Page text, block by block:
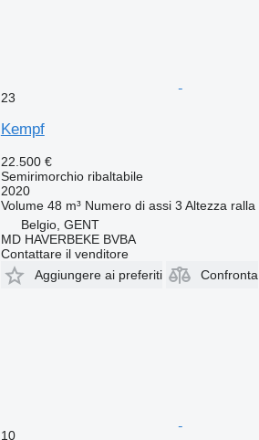
23
Kempf
22.500 €
Semirimorchio ribaltabile
2020
Volume 48 m³ Numero di assi 3 Altezza ralla
Belgio, GENT
MD HAVERBEKE BVBA
Contattare il venditore
Aggiungere ai preferiti
Confronta
10